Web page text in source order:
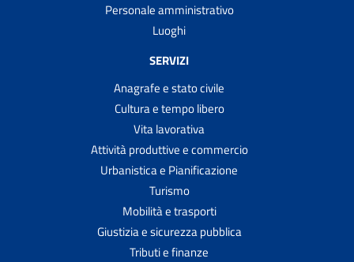
Personale amministrativo
Luoghi
SERVIZI
Anagrafe e stato civile
Cultura e tempo libero
Vita lavorativa
Attività produttive e commercio
Urbanistica e Pianificazione
Turismo
Mobilità e trasporti
Giustizia e sicurezza pubblica
Tributi e finanze